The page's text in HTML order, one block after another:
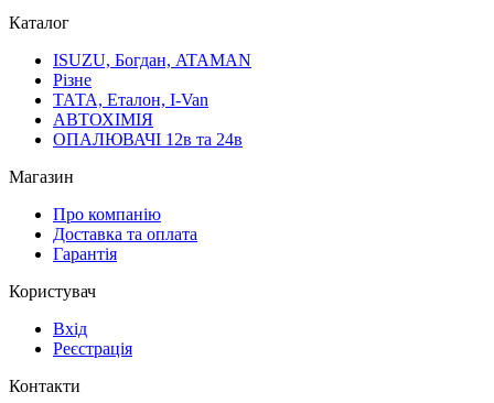
Каталог
ISUZU, Богдан, ATAMAN
Різне
ТАТА, Еталон, I-Van
АВТОХІМІЯ
ОПАЛЮВАЧІ 12в та 24в
Магазин
Про компанію
Доставка та оплата
Гарантія
Користувач
Вхід
Реєстрація
Контакти